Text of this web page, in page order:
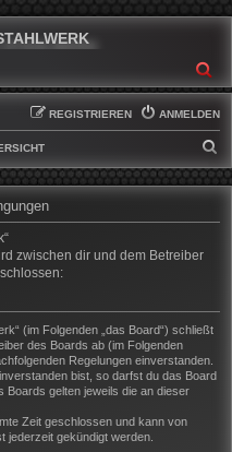
ANMELDEN
REGISTRIEREN
U
H
zwischen dir und dem Betreiber
(im Folgenden „das Board“) schließt
des Boards ab (im Folgenden
Regelungen einverstanden.
bist, so darfst du das Board
gelten jeweils die an dieser
Zeit geschlossen und kann von
jederzeit gekündigt werden.